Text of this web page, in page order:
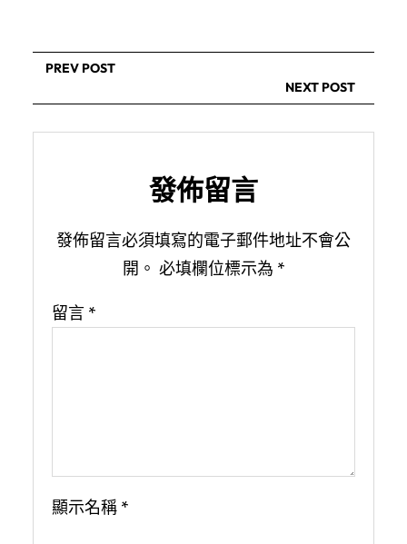
PREV POST
NEXT POST
發佈留言
發佈留言必須填寫的電子郵件地址不會公
開。 必填欄位標示為 *
留言 *
顯示名稱 *